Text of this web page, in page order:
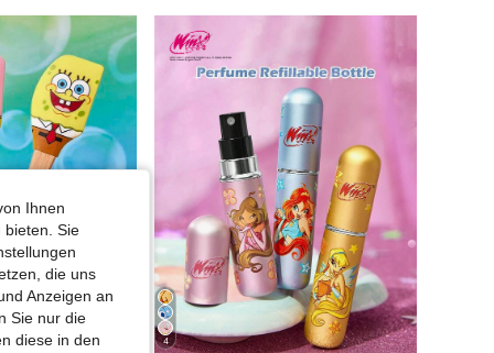
4
Ihnen
bieten. Sie
die uns
Anzeigen an
Sie nur die
diese in den